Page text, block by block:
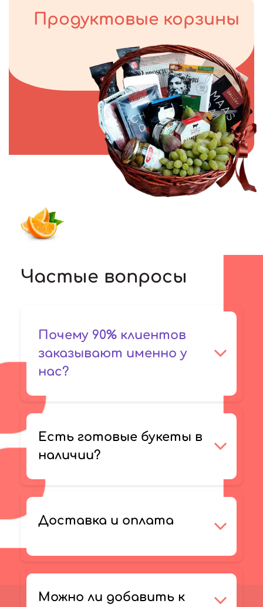
Продуктовые корзины
Частые вопросы
Почему 90% клиентов
заказывают именно у
нас?
Есть готовые букеты в
наличии?
Доставка и оплата
Можно ли добавить к